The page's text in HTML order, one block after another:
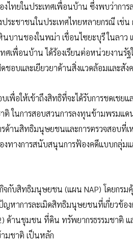
ทยในประเทศเพื่อนบ้าน ซึ่งพบว่าการ
ะชาชนในประเทศไทยหลายกรณี เช่น
บานชองในพม่า เขื่อนไซยะบุรี ในลาว
พื่อนบ้าน ได้ร้องเรียนต่อหน่วยงานรัฐ
ดชอบและเยียวยาด้านสิ่งแวดล้อมและสั
อให้เข้าถึงสิทธิที่จะได้รับการชดเชยแล
ในการสอบสวนการลงทุนข้ามพรมแด
านสิทธิมนุษยชนและการตรวจสอบที่เ
งทางการสนับสนุนการฟ้องคดีแบบกลุ่ม
กับสิทธิมนุษยชน (แผน NAP) โดยกรม
หาการละเมิดสิทธิมนุษยชนที่เกี่ยวข้อง
ด้านชุมชน ที่ดิน ทรัพยากรธรรมชาติ แ
มชาติ เป็นหลัก